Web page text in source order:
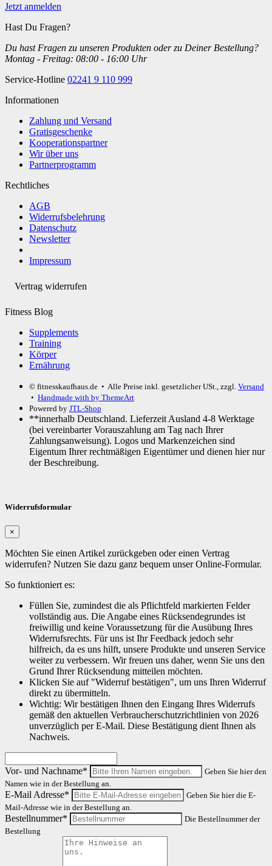
Jetzt anmelden
Hast Du Fragen?
Du hast Fragen zu unseren Produkten oder zu Deiner Bestellung?
Montag - Freitag: 08:00 - 16:00 Uhr
Service-Hotline 02241 9 110 999
Informationen
Zahlung und Versand
Gratisgeschenke
Kooperationspartner
Wir über uns
Partnerprogramm
Rechtliches
AGB
Widerrufsbelehrung
Datenschutz
Newsletter
Impressum
Vertrag widerrufen
Fitness Blog
Supplements
Training
Körper
Ernährung
© fitnesskaufhaus.de • Alle Preise inkl. gesetzlicher USt., zzgl. Versand
• Handmade with by ThemeArt
Powered by JTL-Shop
**innerhalb Deutschland. Lieferzeit Ausland 4-8 Werktage
(bei vereinbarter Vorauszahlung am Tag nach Ihrer
Zahlungsanweisung). Logos und Markenzeichen sind
Eigentum Ihrer rechtmäßigen Eigentümer und dienen hier nur
der Beschreibung.
Widerrufsformular
×
Möchten Sie einen Artikel zurückgeben oder einen Vertrag
widerrufen? Nutzen Sie dazu ganz bequem unser Online-Formular.
So funktioniert es:
Füllen Sie, zumindest die als Pflichtfeld markierten Felder
vollständig aus. Die Angabe eines Rücksendegrundes ist
freiwillig und keine Voraussetzung für die Ausübung Ihres
Widerrufsrechts. Für uns ist Ihr Feedback jedoch sehr
hilfreich, da es uns hilft, unsere Produkte und unseren Service
weiter zu verbessern. Wir freuen uns daher, wenn Sie uns den
Grund Ihrer Rücksendung mitteilen möchten.
Klicken Sie auf "Widerruf bestätigen", um uns Ihren Widerruf
direkt zu übermitteln.
Wichtig: Wir bestätigen Ihnen den Eingang Ihres Widerrufs
gemäß den aktuellen Verbraucherschutzrichtlinien von 2026
unverzüglich per E-Mail. Diese Bestätigung dient Ihnen als
Nachweis.
Vor- und Nachname*
Geben Sie hier den
Namen wie in der Bestellung an.
E-Mail Adresse*
Geben Sie hier die E-
Mail-Adresse wie in der Bestellung an.
Bestellnummer*
Die Bestellnummer der
Bestellung